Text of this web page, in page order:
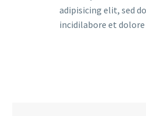
adipisicing elit, sed
incidilabore et